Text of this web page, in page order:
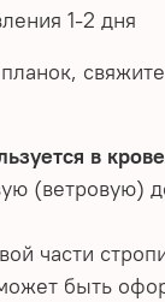
1-2 дня
в
(ветровую)
части
быть